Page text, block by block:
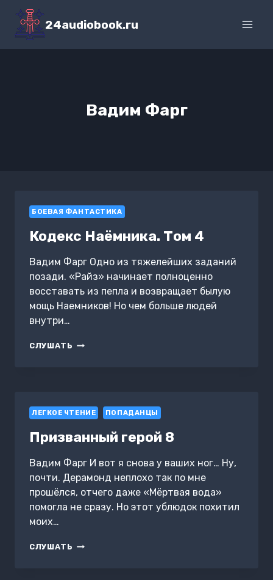
Перейти
содержимому
24audiobook.ru
Вадим Фарг
БОЕВАЯ ФАНТАСТИКА
Кодекс Наёмника. Том 4
Вадим Фарг Одно из тяжелейших заданий
позади. «Райз» начинает полноценно
восставать из пепла и возвращает былую
мощь Наемников! Но чем больше людей
внутри…
СЛУШАТЬ КОДЕКС
ЛЕГКОЕ ЧТЕНИЕ ПОПАДАНЦЫ
Призванный герой 8
Вадим Фарг И вот я снова у ваших ног… Ну,
почти. Дерамонд неплохо так по мне
прошёлся, отчего даже «Мёртвая вода»
помогла не сразу. Но этот ублюдок похитил
моих…
СЛУШАТЬ ПРИЗВАННЫЙ